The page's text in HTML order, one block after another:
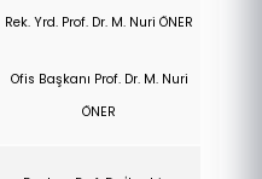
Rek. Yrd. Prof. Dr. M. Nuri ÖNER
Ofis Başkanı Prof. Dr. M. Nuri
ÖNER